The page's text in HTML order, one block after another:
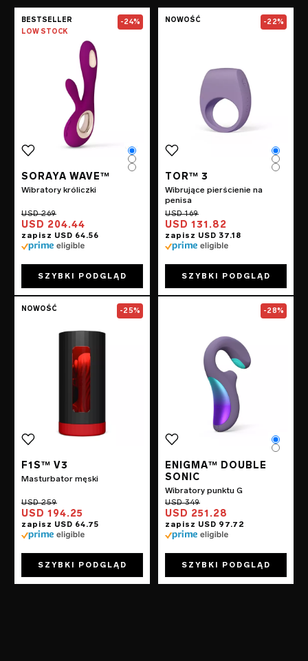
Go to theSORAYA Wave™
BESTSELLER
LOW STOCK
-24%
SORAYA WAVE™
Wibratory króliczki
USD 204.44
Color
Color
Color
SZYBKI PODGLĄD
Go to the
NOWOŚĆ -22%
TOR™ 3
Wibrujące pierścienie na
penisa
USD 131.82
Color
Color
Color
SZYBKI PODGLĄD
Go to theF1S™ V3
NOWOŚĆ -25%
F1S™ V3
Masturbator męski
USD 194.25
SZYBKI PODGLĄD
Go to the
-28%
ENIGMA™ DOUBLE
SONIC
Wibratory punktu G
USD 251.28
Color
Color
SZYBKI PODGLĄD